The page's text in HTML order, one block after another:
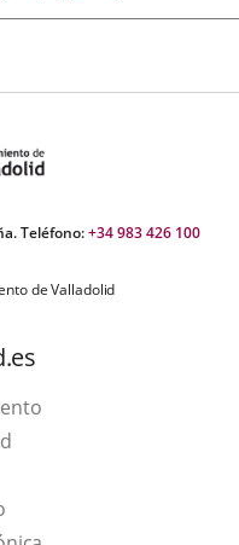
Teléfono:+34 983 426 100
de Valladolid
Este